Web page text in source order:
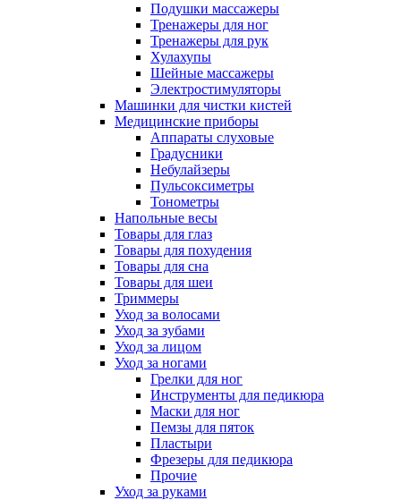
Подушки массажеры
Тренажеры для ног
Тренажеры для рук
Хулахупы
Шейные массажеры
Электростимуляторы
Машинки для чистки кистей
Медицинские приборы
Аппараты слуховые
Градусники
Небулайзеры
Пульсоксиметры
Тонометры
Напольные весы
Товары для глаз
Товары для похудения
Товары для сна
Товары для шеи
Триммеры
Уход за волосами
Уход за зубами
Уход за лицом
Уход за ногами
Грелки для ног
Инструменты для педикюра
Маски для ног
Пемзы для пяток
Пластыри
Фрезеры для педикюра
Прочие
Уход за руками